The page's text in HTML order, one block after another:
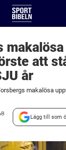
makalösa
att
år
Lägg till som